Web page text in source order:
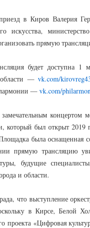
в Киров Валерия
искусства,
прямую
будет доступна
области —vk.com/
— vk.com/
концертом
который был открыт 2019
была оснащенная
прямую трансляцию
будущие
и области.
что выступление
в Кирсе, Белой
проекта «Цифровая